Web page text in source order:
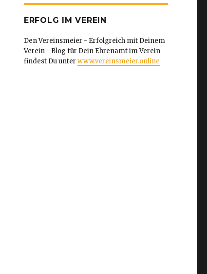
ERFOLG IM VEREIN
Den Vereinsmeier - Erfolgreich mit Deinem
Verein - Blog für Dein Ehrenamt im Verein
findest Du unter www.vereinsmeier.online